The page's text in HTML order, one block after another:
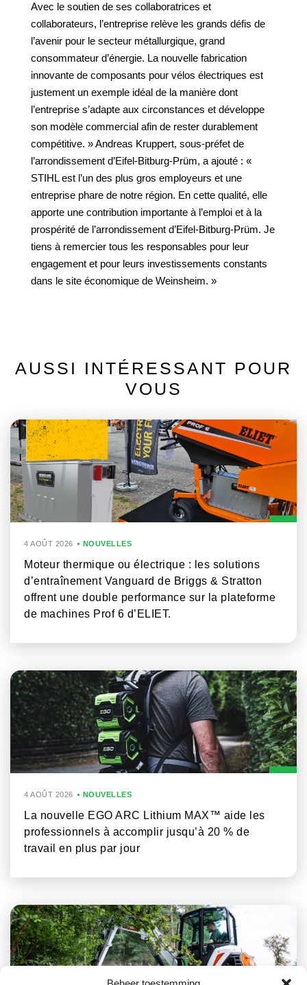
Avec le soutien de ses collaboratrices et
collaborateurs, l’entreprise relève les grands défis de
l’avenir pour le secteur métallurgique, grand
consommateur d’énergie. La nouvelle fabrication
innovante de composants pour vélos électriques est
justement un exemple idéal de la manière dont
l’entreprise s’adapte aux circonstances et développe
son modèle commercial afin de rester durablement
compétitive. » Andreas Kruppert, sous-préfet de
l’arrondissement d’Eifel-Bitburg-Prüm, a ajouté : «
STIHL est l’un des plus gros employeurs et une
entreprise phare de notre région. En cette qualité, elle
apporte une contribution importante à l’emploi et à la
prospérité de l’arrondissement d’Eifel-Bitburg-Prüm. Je
tiens à remercier tous les responsables pour leur
engagement et pour leurs investissements constants
dans le site économique de Weinsheim. »
AUSSI INTÉRESSANT POUR
VOUS
4 AOÛT 2026 NOUVELLES
Moteur thermique ou électrique : les solutions
d’entraînement Vanguard de Briggs & Stratton
offrent une double performance sur la plateforme
de machines Prof 6 d’ELIET.
4 AOÛT 2026 NOUVELLES
La nouvelle EGO ARC Lithium MAX™ aide les
professionnels à accomplir jusqu’à 20 % de
travail en plus par jour